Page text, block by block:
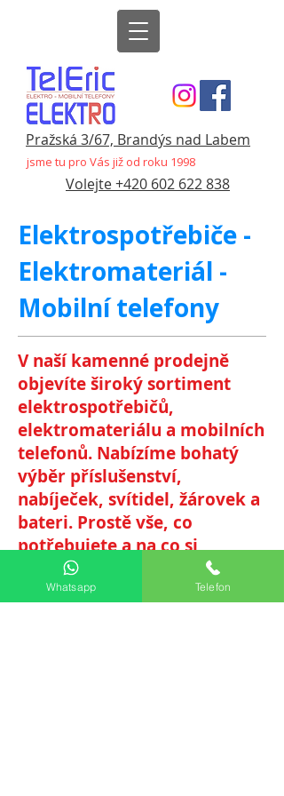
Pražská 3/67, Brandýs nad Labem
jsme tu pro Vás již od roku 1998
Volejte +420 602 622 838
Elektrospotřebiče -
Elektromateriál -
Mobilní telefony
V naší kamenné prodejně
objevíte široký sortiment
elektrospotřebičů,
elektromateriálu a mobilních
telefonů. Nabízíme bohatý
výběr příslušenství,
nabíječek, svítidel, žárovek a
bateri. Prostě vše, co
potřebujete a na co si
vzpomenete! Navštivte nás a
přesvědčte se sami!
Whatsapp Telefon